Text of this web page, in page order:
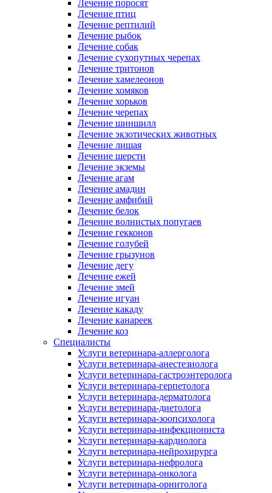
Лечение поросят
Лечение птиц
Лечение рептилий
Лечение рыбок
Лечение собак
Лечение сухопутных черепах
Лечение тритонов
Лечение хамелеонов
Лечение хомяков
Лечение хорьков
Лечение черепах
Лечение шиншилл
Лечение экзотических животных
Лечение лишая
Лечение шерсти
Лечение экземы
Лечение агам
Лечение амадин
Лечение амфибий
Лечение белок
Лечение волнистых попугаев
Лечение гекконов
Лечение голубей
Лечение грызунов
Лечение дегу
Лечение ежей
Лечение змей
Лечение игуан
Лечение какаду
Лечение канареек
Лечение коз
Специалисты
Услуги ветеринара-аллерголога
Услуги ветеринара-анестезиолога
Услуги ветеринара-гастроэнтеролога
Услуги ветеринара-герпетолога
Услуги ветеринара-дерматолога
Услуги ветеринара-диетолога
Услуги ветеринара-зоопсихолога
Услуги ветеринара-инфекциониста
Услуги ветеринара-кардиолога
Услуги ветеринара-нейрохирурга
Услуги ветеринара-нефролога
Услуги ветеринара-онколога
Услуги ветеринара-орнитолога